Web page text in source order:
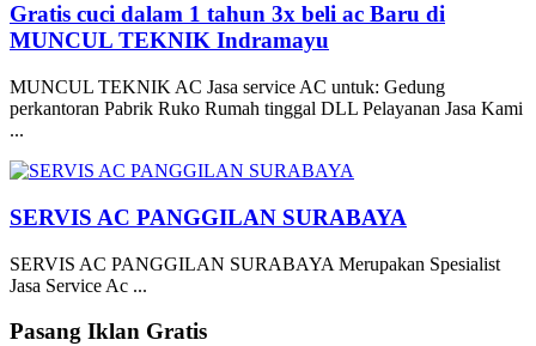
Gratis cuci dalam 1 tahun 3x beli ac Baru di
MUNCUL TEKNIK Indramayu
MUNCUL TEKNIK AC Jasa service AC untuk: Gedung
perkantoran Pabrik Ruko Rumah tinggal DLL Pelayanan Jasa Kami
...
SERVIS AC PANGGILAN SURABAYA
SERVIS AC PANGGILAN SURABAYA Merupakan Spesialist
Jasa Service Ac ...
Pasang Iklan Gratis